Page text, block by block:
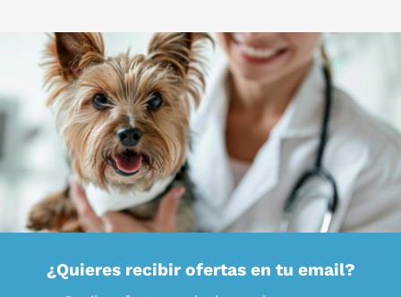
¿Quieres recibir ofertas en tu email?